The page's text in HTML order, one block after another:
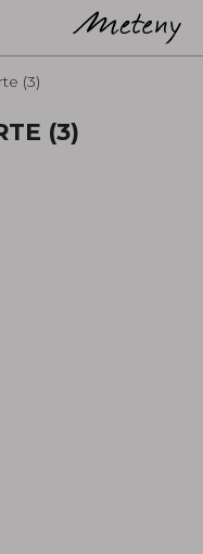
(3)